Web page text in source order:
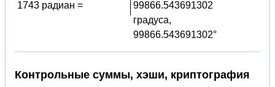
1743 радиан =
99866.543691302
градуса,
99866.543691302°
Контрольные суммы, хэши, криптография